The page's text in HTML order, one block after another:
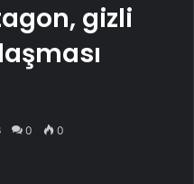
gizli
0 0